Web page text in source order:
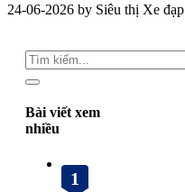
24-06-2026 by Siêu thị Xe đạp
Bài viết xem
nhiều
1